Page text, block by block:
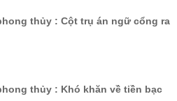
thủy : Cột trụ án ngữ cổng ra
thủy : Khó khăn về tiền bạc